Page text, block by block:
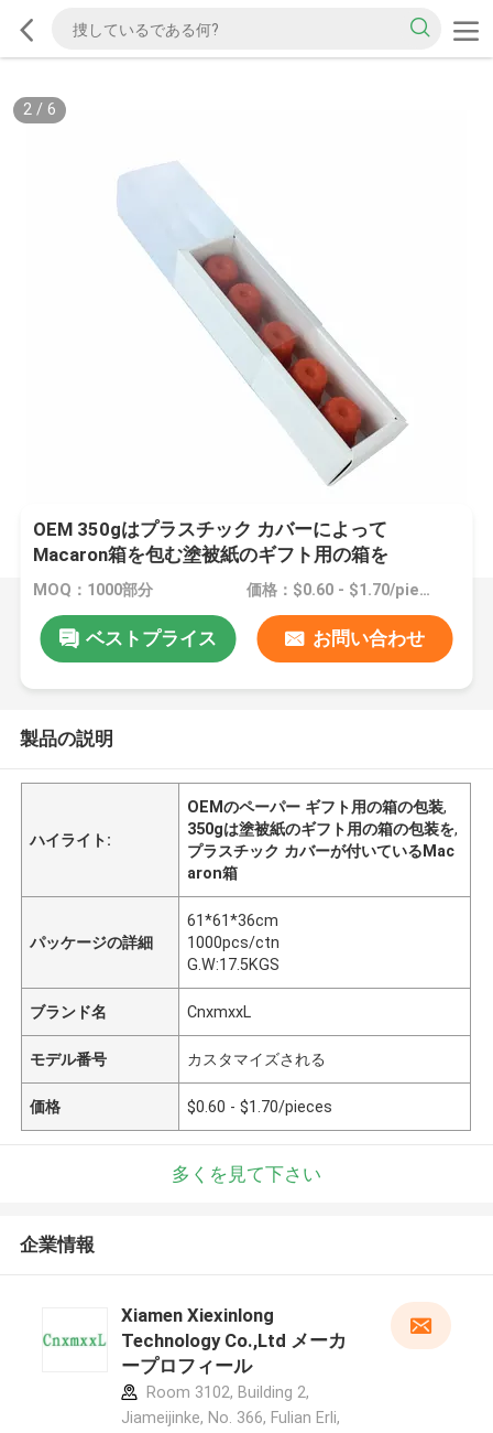
2/ 6
OEM 350gはプラスチック カバーによって
Macaron箱を包む塗被紙のギフト用の箱を
MOQ：1000部分 価格：$0.60 - $1.70/pieces
ベストプライス お問い合わせ
製品の説明
ハイライト:
OEMのペーパー ギフト用の箱の包装,
350gは塗被紙のギフト用の箱の包装を,
プラスチック カバーが付いているMac
aron箱
パッケージの詳細
61*61*36cm
1000pcs/ctn
G.W:17.5KGS
ブランド名 CnxmxxL
モデル番号 カスタマイズされる
価格 $0.60 - $1.70/pieces
多くを見て下さい
企業情報
Xiamen Xiexinlong
Technology Co.,Ltd メーカ
ープロフィール
Room 3102, Building 2,
Jiameijinke, No. 366, Fulian Erli,